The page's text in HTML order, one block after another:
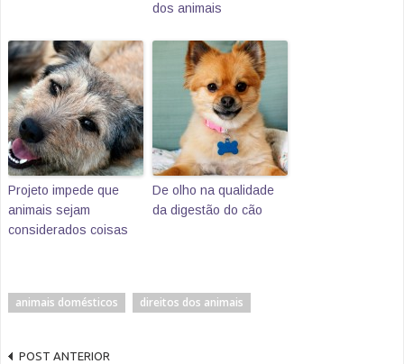
dos animais
Projeto impede que
animais sejam
considerados coisas
De olho na qualidade
da digestão do cão
animais domésticos direitos dos animais
POST ANTERIOR